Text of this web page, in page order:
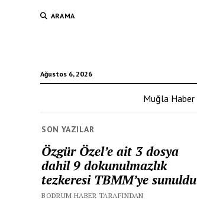
ARAMA
Ağustos 6, 2026
Muğla Haber
SON YAZILAR
Özgür Özel’e ait 3 dosya
dahil 9 dokunulmazlık
tezkeresi TBMM’ye sunuldu
BODRUM HABER TARAFINDAN